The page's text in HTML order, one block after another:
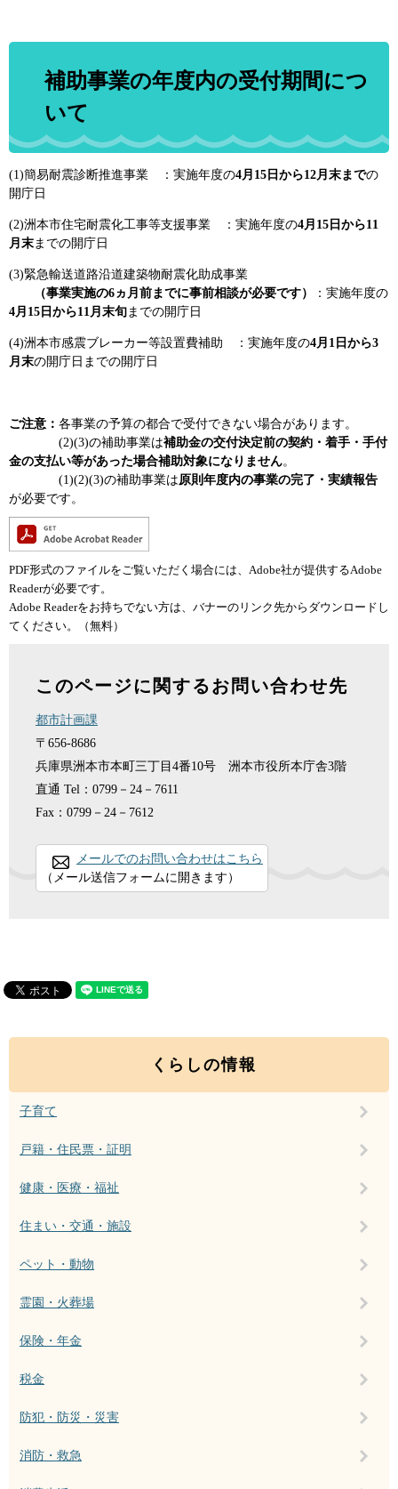
補助事業の年度内の受付期間につ
いて
(1)簡易耐震診断推進事業 ：実施年度の4月15日から12月末までの
開庁日
(2)洲本市住宅耐震化工事等支援事業 ：実施年度の4月15日から11
月末 までの開庁日
(3)緊急輸送道路沿道建築物耐震化助成事業
（事業実施の6ヵ月前までに事前相談が必要です）
：実施年度の
4月15日から11月末旬 までの開庁日
(4)洲本市感震ブレーカー等設置費補助 ：実施年度の4月1日から3
月末の開庁日までの開庁日
ご注意： 各事業の予算の都合で受付できない場合があります。
(2)(3)の補助事業は補助金の交付決定前の契約・着手・手付
金の支払い等があった場合補助対象になりません。​
(1)(2)(3)の補助事業は原則年度内の事業の完了・実績報告
が必要です。
PDF形式のファイルをご覧いただく場合には、Adobe社が提供するAdobe
Readerが必要です。
Adobe Readerをお持ちでない方は、バナーのリンク先からダウンロードし
てください。（無料）
このページに関するお問い合わせ先
都市計画課
〒656-8686
兵庫県洲本市本町三丁目4番10号 洲本市役所本庁舎3階
直通 Tel：0799－24－7611
Fax：0799－24－7612
メールでのお問い合わせはこちら
（メール送信フォームに開きます）
くらしの情報
子育て
戸籍・住民票・証明
健康・医療・福祉
住まい・交通・施設
ペット・動物
霊園・火葬場
保険・年金
税金
防犯・防災・災害
消防・救急